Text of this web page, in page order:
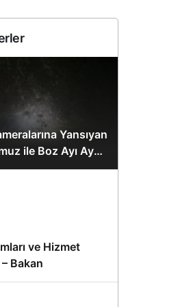
Yansıyan
ile Boz Ayı Aynı
ve Hizmet
– Bakan